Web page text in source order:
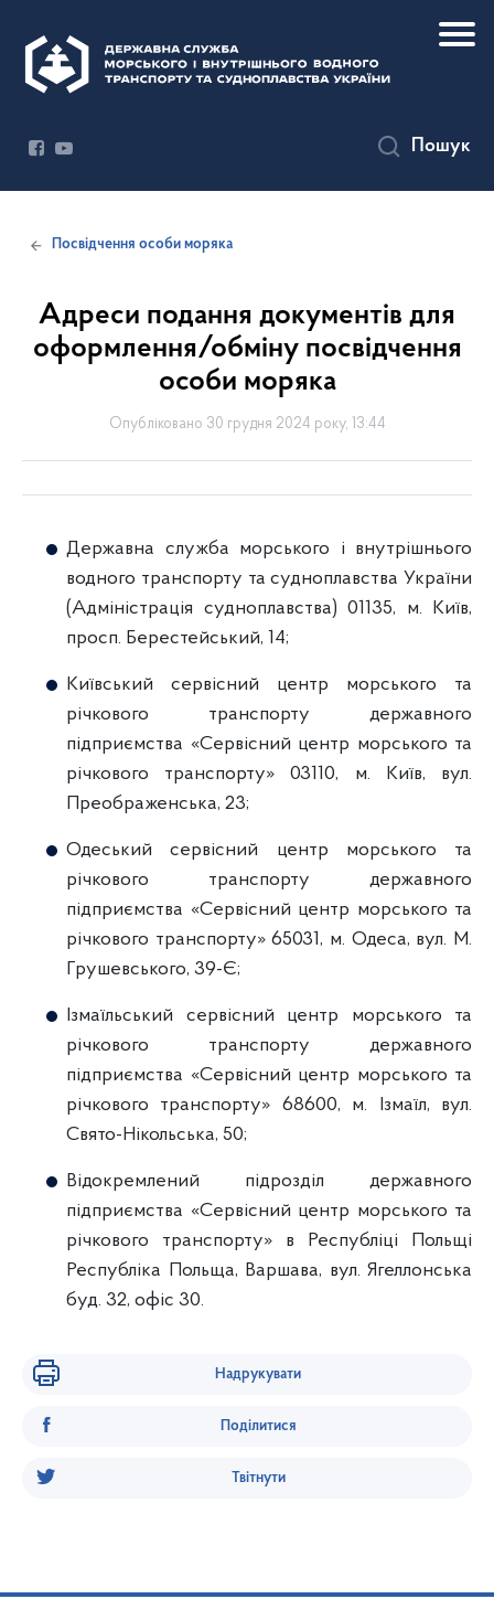
Пошук
Посвідчення особи моряка
Адреси подання документів для
оформлення/обміну посвідчення
особи моряка
Опубліковано 30 грудня 2024 року, 13:44
Державна служба морського і внутрішнього
водного транспорту та судноплавства України
(Адміністрація судноплавства) 01135, м. Київ,
просп. Берестейський, 14;
Київський сервісний центр морського та
річкового транспорту державного
підприємства «Сервісний центр морського та
річкового транспорту» 03110, м. Київ, вул.
Преображенська, 23;
Одеський сервісний центр морського та
річкового транспорту державного
підприємства «Сервісний центр морського та
річкового транспорту» 65031, м. Одеса, вул. М.
Грушевського, 39-Є;
Ізмаїльський сервісний центр морського та
річкового транспорту державного
підприємства «Сервісний центр морського та
річкового транспорту» 68600, м. Ізмаїл, вул.
Свято-Нікольська, 50;
Відокремлений підрозділ державного
підприємства «Сервісний центр морського та
річкового транспорту» в Республіці Польщі
Республіка Польща, Варшава, вул. Ягеллонська
буд. 32, офіс 30.
Надрукувати
Поділитися
Твітнути